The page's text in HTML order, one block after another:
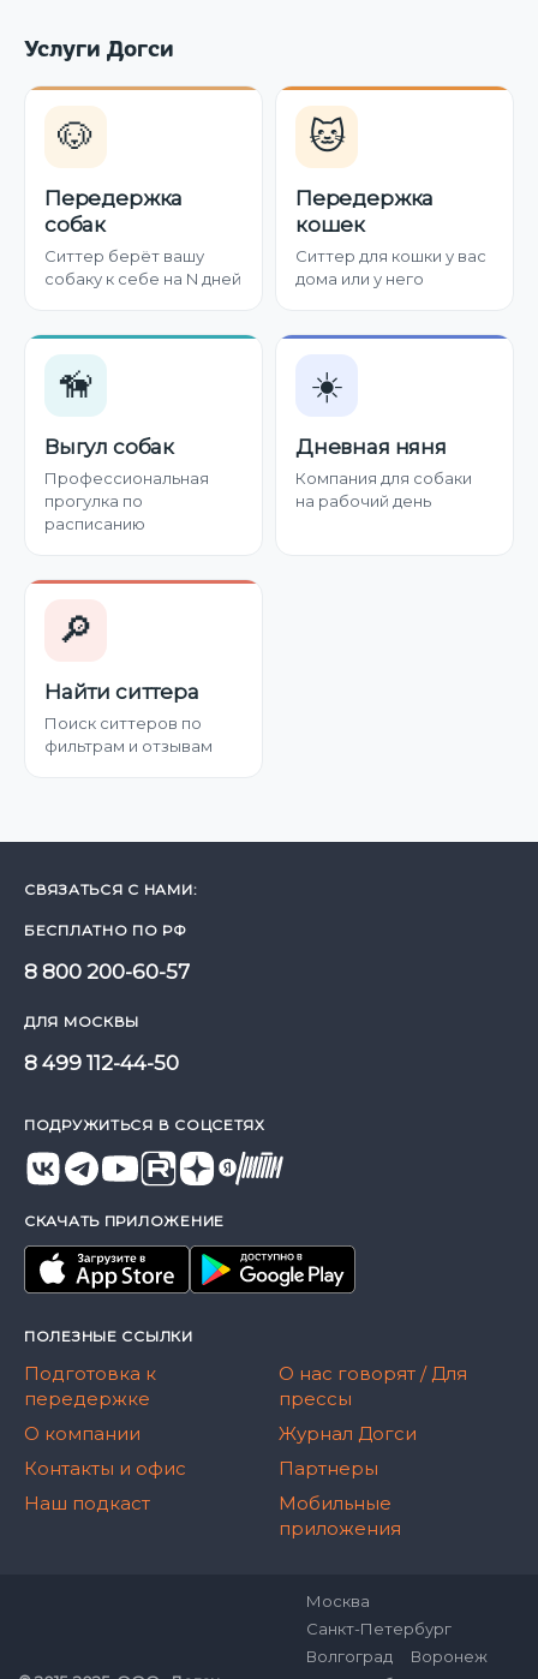
Услуги Догси
🐶
Передержка
собак
Ситтер берёт вашу
собаку к себе на N дней
🐱
Передержка
кошек
Ситтер для кошки у вас
дома или у него
🦮
Выгул собак
Профессиональная
прогулка по
расписанию
☀️
Дневная няня
Компания для собаки
на рабочий день
🔎
Найти ситтера
Поиск ситтеров по
фильтрам и отзывам
СВЯЗАТЬСЯ С НАМИ:
БЕСПЛАТНО ПО РФ
8 800 200-60-57
ДЛЯ МОСКВЫ
8 499 112-44-50
ПОДРУЖИТЬСЯ В СОЦСЕТЯХ
СКАЧАТЬ ПРИЛОЖЕНИЕ
ПОЛЕЗНЫЕ ССЫЛКИ
Подготовка к
передержке
О компании
Контакты и офис
Наш подкаст
О нас говорят / Для
прессы
Журнал Догси
Партнеры
Мобильные
приложения
Москва
Санкт-Петербург
Волгоград
Воронеж